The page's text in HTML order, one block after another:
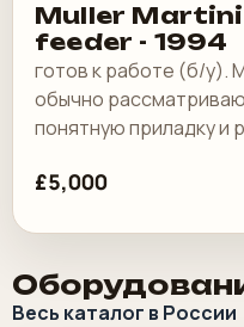
Muller
feeder - 1994
готов к работе (б/у).
обычно
понятную приладку и
£5,000
Весь каталог в России